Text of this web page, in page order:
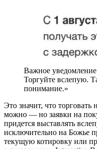
Важное
Торгуйте вслепую.
понимание.»
Это значит, что
можно — но заявки на
придется выставлять
исключительно на Божье
текущую котировку или